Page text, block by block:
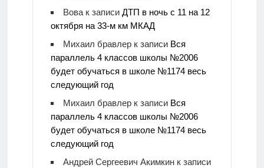
Вовак записи ДТП в ночь с 11 на 12
октября на 33-м км МКАД
Михаил бравлерк записи Вся
параллель 4 классов школы №2006
будет обучаться в школе №1174 весь
следующий год
Михаил бравлерк записи Вся
параллель 4 классов школы №2006
будет обучаться в школе №1174 весь
следующий год
Андрей Сергеевич Акимкинк записи